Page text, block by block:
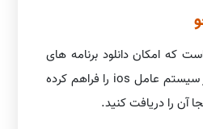
که امکان دانلود برنامه های
ایرانی و خارجی مبتنی بر سیستم عامل ios را فراهم کرده
آن را دریافت کنید.